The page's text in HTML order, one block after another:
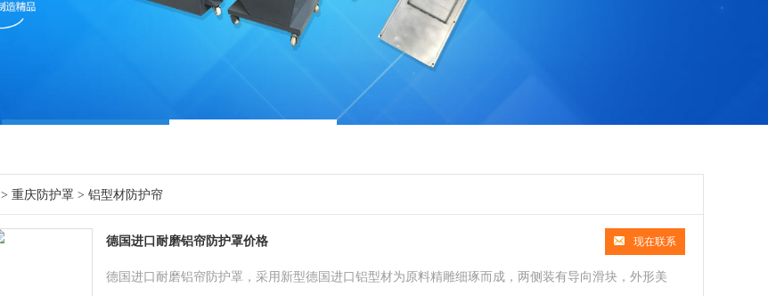
> 重庆防护罩 > 铝型材防护帘
现在联系
德国进口耐磨铝帘防护罩价格
德国进口耐磨铝帘防护罩，采用新型德国进口铝型材为原料精雕细琢而成，两侧装有导向滑块，外形美